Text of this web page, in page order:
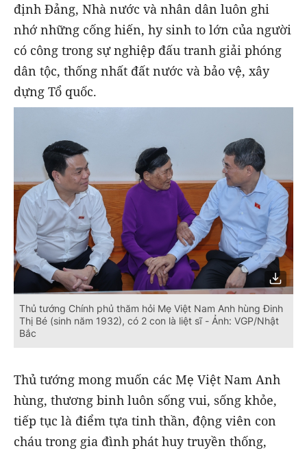
định Đảng, Nhà nước và nhân dân luôn ghi
nhớ những cống hiến, hy sinh to lớn của người
có công trong sự nghiệp đấu tranh giải phóng
dân tộc, thống nhất đất nước và bảo vệ, xây
dựng Tổ quốc.
Thủ tướng Chính phủ thăm hỏi Mẹ Việt Nam Anh hùng Đinh
Thị Bé (sinh năm 1932), có 2 con là liệt sĩ - Ảnh: VGP/Nhật
Bắc
Thủ tướng mong muốn các Mẹ Việt Nam Anh
hùng, thương binh luôn sống vui, sống khỏe,
tiếp tục là điểm tựa tinh thần, động viên con
cháu trong gia đình phát huy truyền thống,